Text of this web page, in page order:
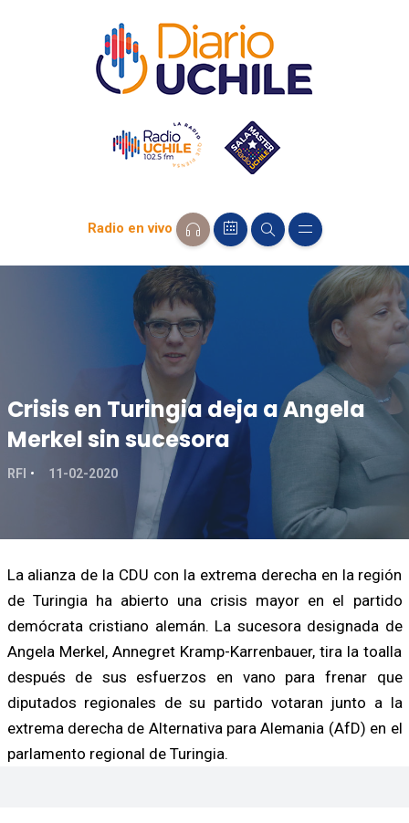
Radio en vivo
Crisis en Turingia deja a Angela
Merkel sin sucesora
RFI 11-02-2020
La alianza de la CDU con la extrema derecha en la región
de Turingia ha abierto una crisis mayor en el partido
demócrata cristiano alemán. La sucesora designada de
Angela Merkel, Annegret Kramp-Karrenbauer, tira la toalla
después de sus esfuerzos en vano para frenar que
diputados regionales de su partido votaran junto a la
extrema derecha de Alternativa para Alemania (AfD) en el
parlamento regional de Turingia.